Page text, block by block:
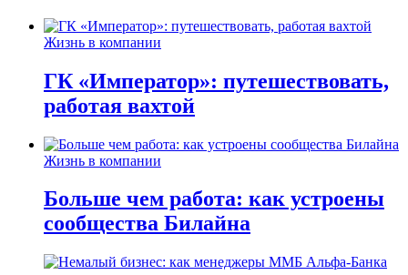
Жизнь в компании
ГК «Император»: путешествовать,
работая вахтой
Жизнь в компании
Больше чем работа: как устроены
сообщества Билайна